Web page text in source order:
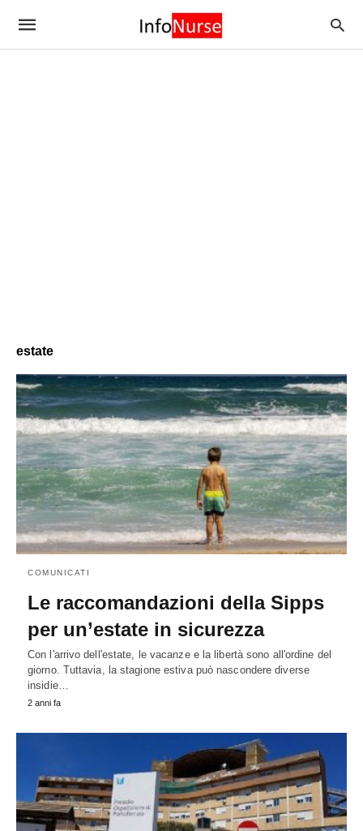
estate
COMUNICATI
Le raccomandazioni della Sipps
per un’estate in sicurezza
Con l'arrivo dell'estate, le vacanze e la libertà sono all'ordine del
giorno. Tuttavia, la stagione estiva può nascondere diverse
insidie…
2 anni fa